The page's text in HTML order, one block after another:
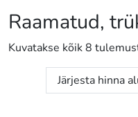
Raamatud,
Kuvatakse kõik 8